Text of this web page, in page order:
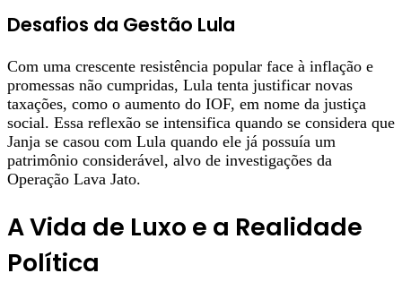
Desafios da Gestão Lula
Com uma crescente resistência popular face à inflação e
promessas não cumpridas, Lula tenta justificar novas
taxações, como o aumento do IOF, em nome da justiça
social. Essa reflexão se intensifica quando se considera que
Janja se casou com Lula quando ele já possuía um
patrimônio considerável, alvo de investigações da
Operação Lava Jato.
A Vida de Luxo e a Realidade
Política